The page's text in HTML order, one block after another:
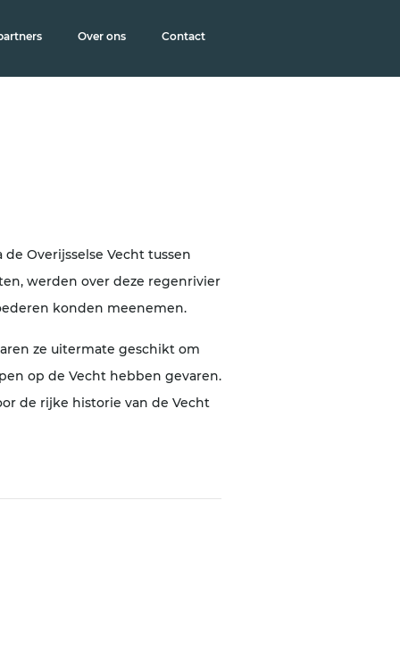
Over ons Contact
Overijsselse Vecht tussen
werden over deze regenrivier
konden meenemen.
ze uitermate geschikt om
op de Vecht hebben gevaren.
de rijke historie van de Vecht